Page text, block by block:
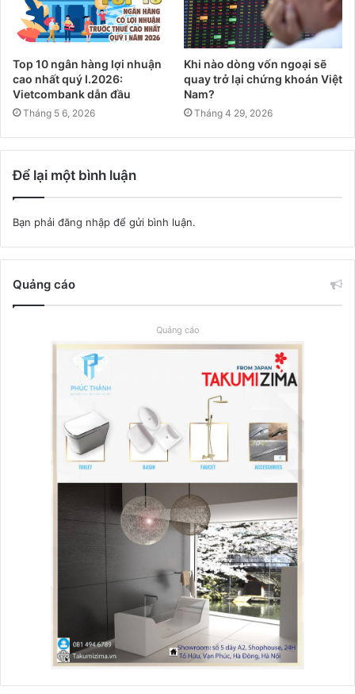
Top 10 ngân hàng lợi nhuận
cao nhất quý I.2026:
Vietcombank dẫn đầu
Tháng 5 6, 2026
Khi nào dòng vốn ngoại sẽ
quay trở lại chứng khoán Việt
Nam?
Tháng 4 29, 2026
Để lại một bình luận
Bạn phải đăng nhập để gửi bình luận.
Quảng cáo
Quảng cáo